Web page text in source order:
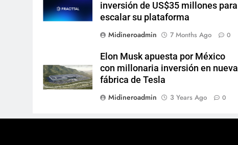
inversión de US$35 millones para
escalar su plataforma
Midineroadmin
7 Months Ago 0
Elon Musk apuesta por México
con millonaria inversión en nueva
fábrica de Tesla
Midineroadmin
3 Years Ago 0